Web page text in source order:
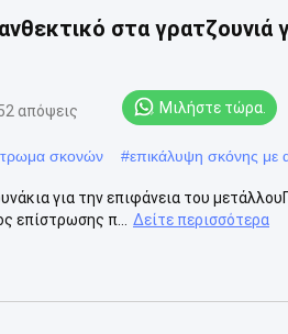
στα γρατζουνιά
απόψεις Μιλήστε τώρα.
σκονών #επικάλυψη σκόνης με
για την επιφάνεια του
επίστρωσης π...
Δείτε περισσότερα